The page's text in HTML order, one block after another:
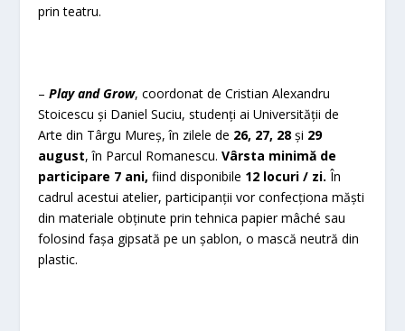
prin teatru.
–Play and Grow, coordonat de Cristian Alexandru
Stoicescu și Daniel Suciu, studenți ai Universității de
Arte din Târgu Mureș, în zilele de 26, 27, 28și 29
august, în Parcul Romanescu.Vârsta minimă de
participare 7 ani,fiind disponibile 12 locuri / zi. În
cadrul acestui atelier, participanții vor confecționa măști
din materiale obținute prin tehnica papier mâché sau
folosind fașa gipsată pe un șablon, o mască neutră din
plastic.